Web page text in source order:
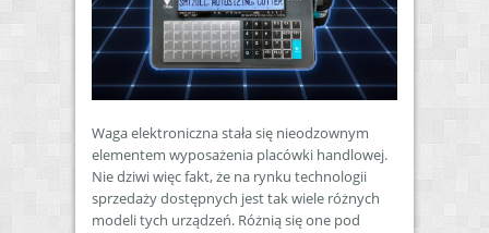
Waga elektroniczna stała się nieodzownym
elementem wyposażenia placówki handlowej.
Nie dziwi więc fakt, że na rynku technologii
sprzedaży dostępnych jest tak wiele różnych
modeli tych urządzeń. Różnią się one pod